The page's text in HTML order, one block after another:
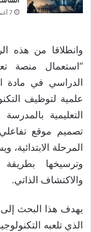
7 أغسطس، 2026
وانطلاقا من هذه
“استعمال منصة
الدراسي في مادة
علمية لتوظيف
التعليمية
تصميم موقع
المرحلة
وترسيخها
والاكتشاف الذاتي.
يهدف هذا البحث
الذي تلعبه